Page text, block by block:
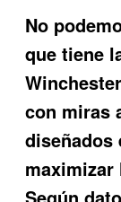
No
que tiene
con miras
diseñados